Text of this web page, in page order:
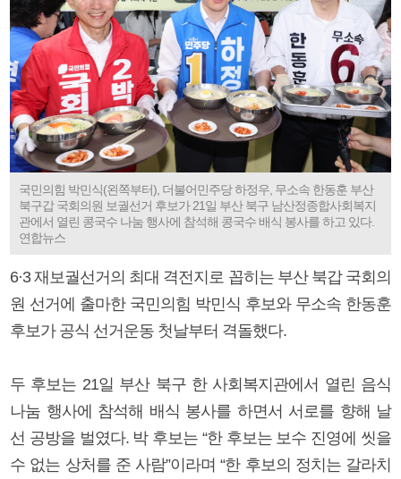
국민의힘 박민식(왼쪽부터), 더불어민주당 하정우, 무소속 한동훈 부산
북구갑 국회의원 보궐선거 후보가 21일 부산 북구 남산정종합사회복지
관에서 열린 콩국수 나눔 행사에 참석해 콩국수 배식 봉사를 하고 있다.
연합뉴스
6·3 재보궐선거의 최대 격전지로 꼽히는 부산 북갑 국회의
원 선거에 출마한 국민의힘 박민식 후보와 무소속 한동훈
후보가 공식 선거운동 첫날부터 격돌했다.
두 후보는 21일 부산 북구 한 사회복지관에서 열린 음식
나눔 행사에 참석해 배식 봉사를 하면서 서로를 향해 날
선 공방을 벌였다. 박 후보는 “한 후보는 보수 진영에 씻을
수 없는 상처를 준 사람”이라며 “한 후보의 정치는 갈라치